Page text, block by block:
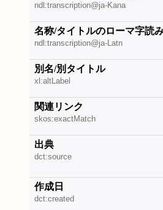
ndl:transcription@ja-Kana
名称/タイトルのローマ字読
ndl:transcription@ja-Latn
別名/別タイトル
xl:altLabel
関連リンク
skos:exactMatch
出典
dct:source
作成日
dct:created